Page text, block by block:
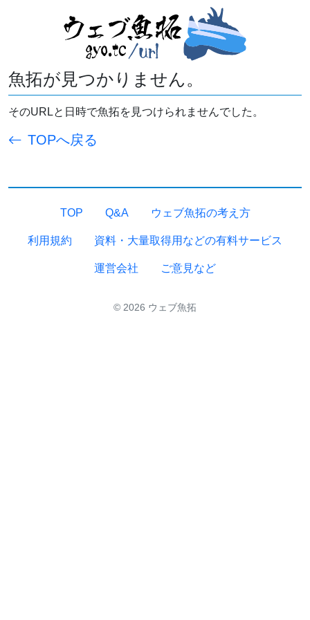
魚拓が見つかりません。
そのURLと日時で魚拓を見つけられませんでした。
TOPへ戻る
TOP Q&A ウェブ魚拓の考え方
利用規約 資料・大量取得用などの有料サービス
運営会社 ご意見など
© 2026 ウェブ魚拓